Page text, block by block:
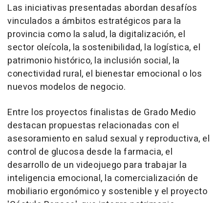
Las iniciativas presentadas abordan desafíos
vinculados a ámbitos estratégicos para la
provincia como la salud, la digitalización, el
sector oleícola, la sostenibilidad, la logística, el
patrimonio histórico, la inclusión social, la
conectividad rural, el bienestar emocional o los
nuevos modelos de negocio.
Entre los proyectos finalistas de Grado Medio
destacan propuestas relacionadas con el
asesoramiento en salud sexual y reproductiva, el
control de glucosa desde la farmacia, el
desarrollo de un videojuego para trabajar la
inteligencia emocional, la comercialización de
mobiliario ergonómico y sostenible y el proyecto